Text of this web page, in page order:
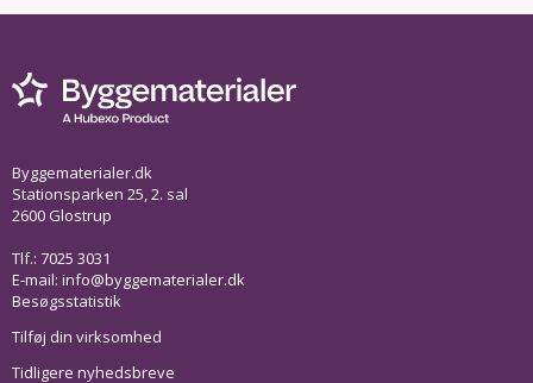
Byggematerialer.dk
Stationsparken 25, 2. sal
2600 Glostrup
Tlf.: 7025 3031
E-mail: info@byggematerialer.dk
Besøgsstatistik
Tilføj din virksomhed
Tidligere nyhedsbreve